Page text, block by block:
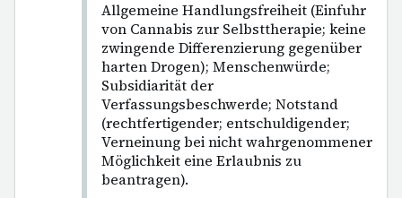
Allgemeine Handlungsfreiheit (Einfuhr
von Cannabis zur Selbsttherapie; keine
zwingende Differenzierung gegenüber
harten Drogen); Menschenwürde;
Subsidiarität der
Verfassungsbeschwerde; Notstand
(rechtfertigender; entschuldigender;
Verneinung bei nicht wahrgenommener
Möglichkeit eine Erlaubnis zu
beantragen).